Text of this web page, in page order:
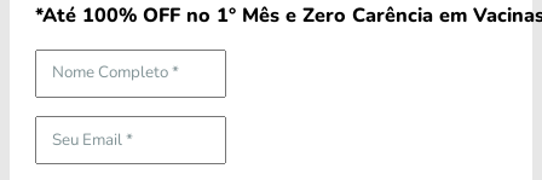
*Até 100% OFF no 1° Mês e Zero Carência em